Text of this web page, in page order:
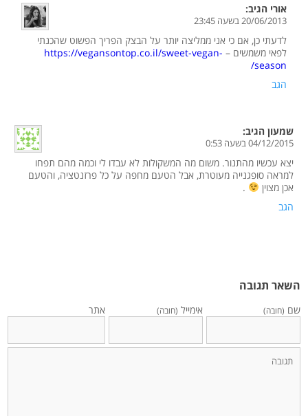
אורי הגיב:
20/06/2013 בשעה 23:45
לדעתי כן, אם כי אני ממליצה יותר על הבצק הפריך הפשוט שהכנתי
לפאי משמשים – https://vegansontop.co.il/sweet-vegan-
season/
הגב
שמעון הגיב:
04/12/2015 בשעה 0:53
יצא עכשיו מהתנור. משום מה המשקולות לא עבדו לי וכמה מהם תפחו
למראה סופגנייה מעוטרת, אבל הטעם מחפה על כל פרזנטציה, והטעם
אכן מצוין
.
הגב
השאר תגובה
שם (חובה) אימייל (חובה) אתר